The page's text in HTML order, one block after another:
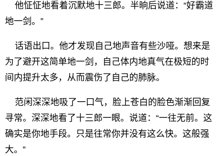
他怔怔地看着沉默地十三郎。半晌后说道：“好霸道
地一剑。”
话语出口。他才发现自己地声音有些沙哑。想来是
为了避开这简单地一剑，自己体内地真气在极短的时
间内提升太多，从而震伤了自己的肺脉。
范闲深深地吸了一口气，脸上苍白的脸色渐渐回复
寻常。深深地看了十三郎一眼。说道：“一往无前。这
确实是你地手段。只是往常你并没有这么快。这般强
大。”